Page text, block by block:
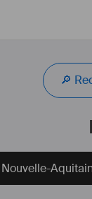
🔎
(dont un qui a
Direction
du Septième
en scène m'a
rigueur, un
une passion